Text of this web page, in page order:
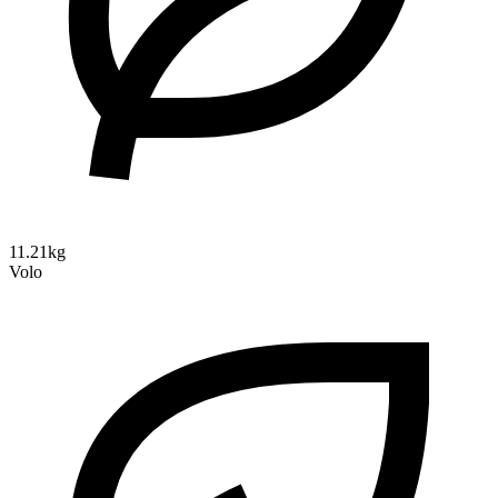
11.21kg
Volo